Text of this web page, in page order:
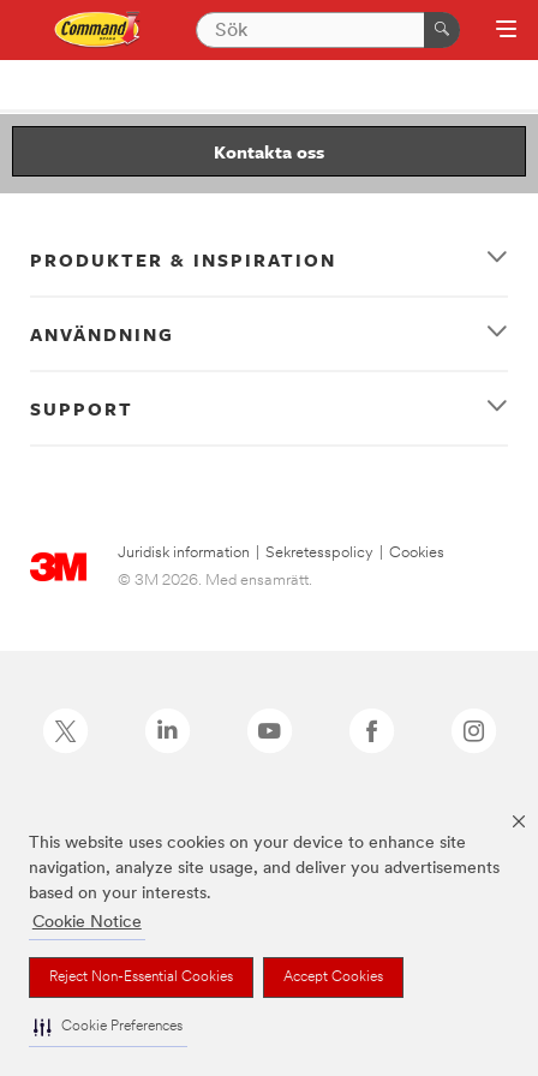
This website uses cookies on your device to enhance site
navigation, analyze site usage, and deliver you advertisements
based on your interests.
Cookie Notice
Reject Non-Essential Cookies Accept Cookies
Cookie Preferences
Kontakta oss
PRODUKTER & INSPIRATION
ANVÄNDNING
SUPPORT
Juridisk information Sekretesspolicy
Cookies
© 3M 2026. Med ensamrätt.